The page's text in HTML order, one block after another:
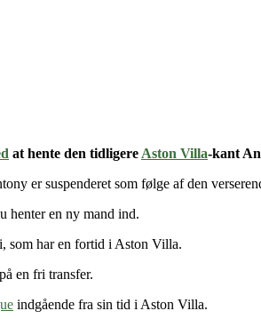
at hente den tidligere Aston Villa-kant
er suspenderet som følge af den
henter en ny mand ind.
som har en fortid i Aston Villa.
en fri transfer.
indgående fra sin tid i Aston Villa.